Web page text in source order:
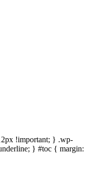
!important; } .wp-
} #toc { margin: